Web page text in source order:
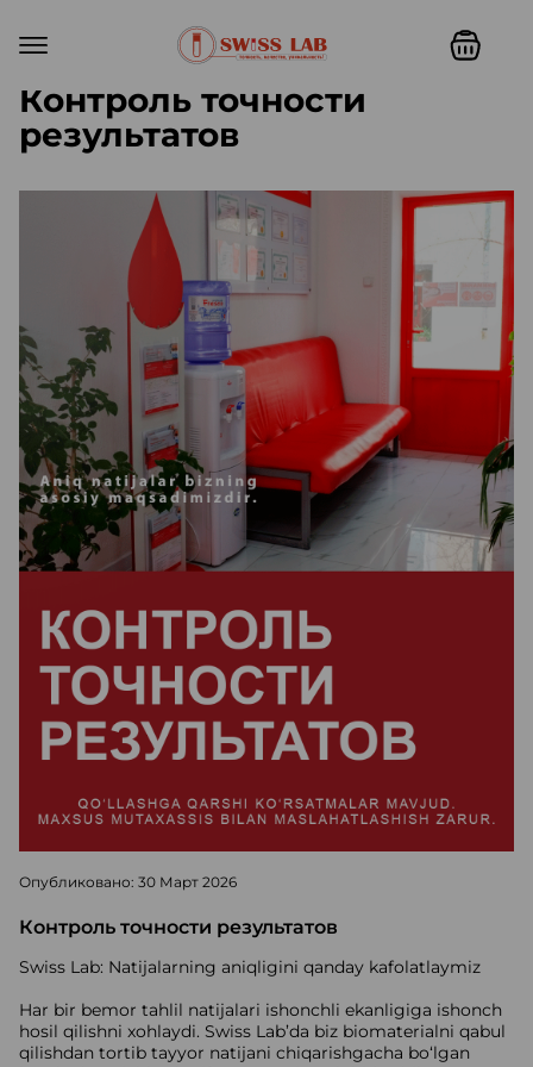
Контроль точности
результатов
Опубликовано: 30 Март 2026
Контроль точности результатов
Swiss Lab: Natijalarning aniqligini qanday kafolatlaymiz
Har bir bemor tahlil natijalari ishonchli ekanligiga ishonch
hosil qilishni xohlaydi. Swiss Lab’da biz biomaterialni qabul
qilishdan tortib tayyor natijani chiqarishgacha bo‘lgan